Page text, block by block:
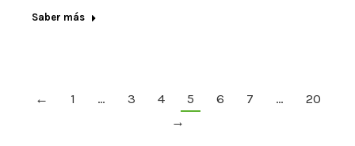
Saber más
← 1 … 3 4 5 6 7 …
20
→